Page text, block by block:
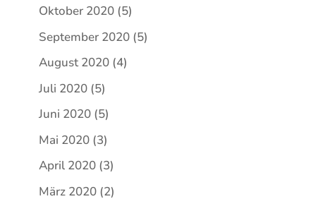
Oktober 2020(5)
September 2020(5)
August 2020(4)
Juli 2020(5)
Juni 2020(5)
Mai 2020(3)
April 2020(3)
März 2020(2)